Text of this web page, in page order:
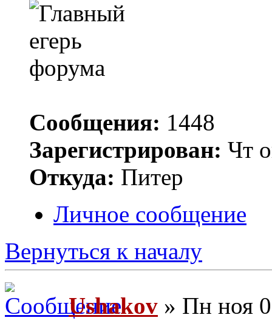
Сообщения: 1448
Зарегистрирован: Чт
Откуда: Питер
Личное сообщение
Вернуться к началу
Ushakov » Пн ноя